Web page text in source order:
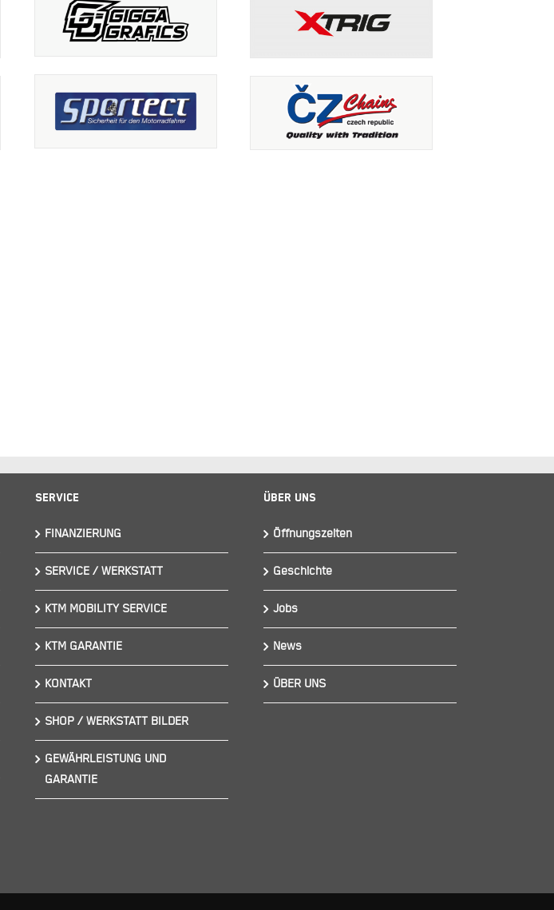
Service
FINANZIERUNG
SERVICE / WERKSTATT
KTM MOBILITY SERVICE
KTM GARANTIE
KONTAKT
SHOP / WERKSTATT BILDER
GEWÄHRLEISTUNG UND
GARANTIE
Über Uns
Öffnungszeiten
Geschichte
Jobs
News
ÜBER UNS